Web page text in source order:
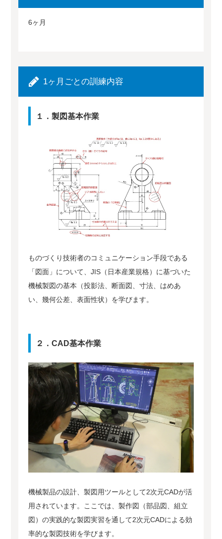
6ヶ月
1ヶ月ごとの訓練内容
１．製図基本作業
ものづくり技術者のコミュニケーション手段である
「図面」について、JIS（日本産業規格）に基づいた
機械製図の基本（投影法、断面図、寸法、はめあ
い、幾何公差、表面性状）を学びます。
２．CAD基本作業
機械製品の設計、製図用ツールとして2次元CADが活
用されています。ここでは、製作図（部品図、組立
図）の実践的な製図実習を通して2次元CADによる効
率的な製図技術を学びます。